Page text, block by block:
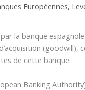
Européennes,
la banque
(goodwill),
de cette banque…
Banking